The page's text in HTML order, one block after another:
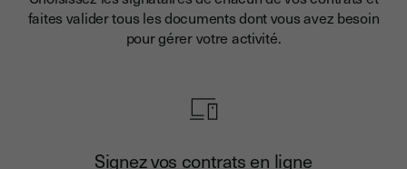
faites valider tous les documents dont vous avez besoin
pour gérer votre activité.
Signez vos contrats en ligne